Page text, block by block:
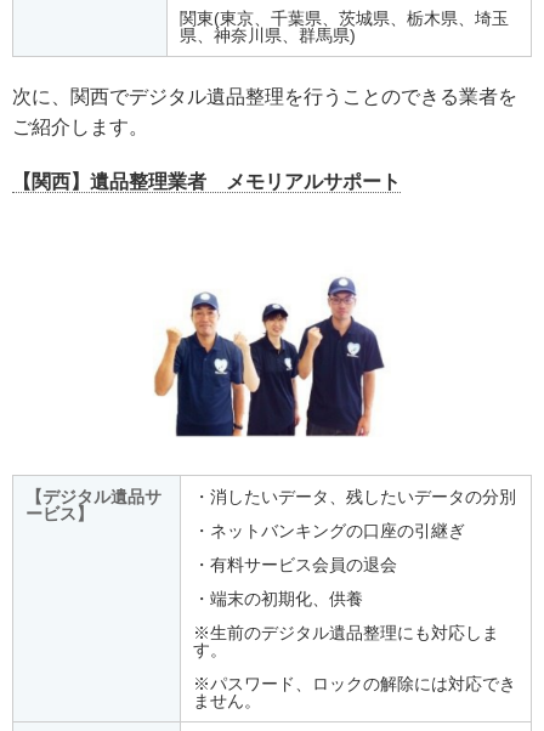
関東(東京、千葉県、茨城県、栃木県、埼玉
県、神奈川県、群馬県)
次に、関西でデジタル遺品整理を行うことのできる業者を
ご紹介します。
【関西】遺品整理業者 メモリアルサポート
【デジタル遺品サ
ービス】
・消したいデータ、残したいデータの分別
・ネットバンキングの口座の引継ぎ
・有料サービス会員の退会
・端末の初期化、供養
※生前のデジタル遺品整理にも対応しま
す。
※パスワード、ロックの解除には対応でき
ません。